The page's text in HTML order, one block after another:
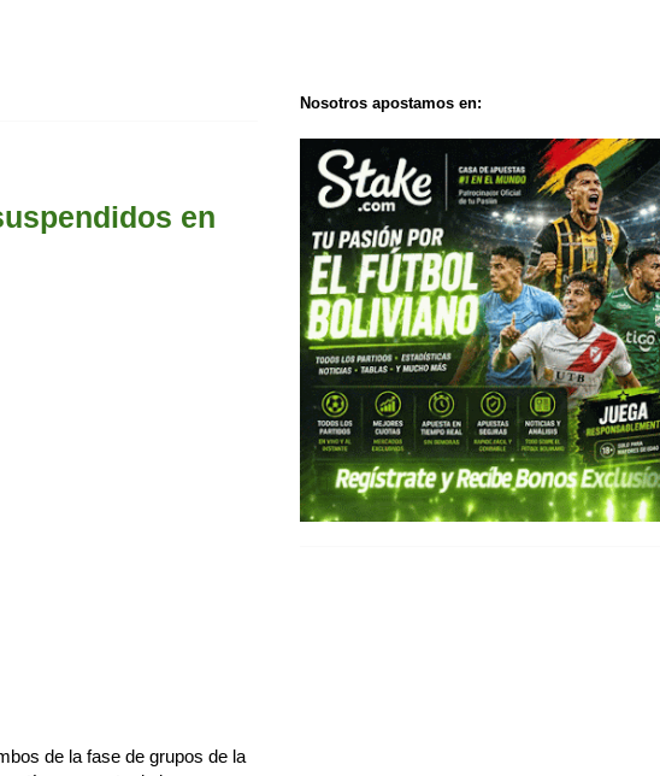
en
de la fase de grupos de la
Nosotros apostamos en: